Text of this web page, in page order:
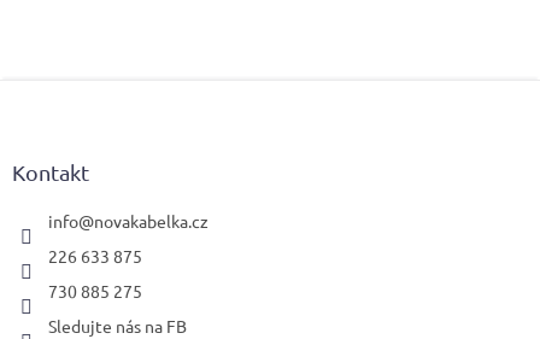
Kontakt
info@novakabelka.cz
226 633 875
730 885 275
Sledujte nás na FB